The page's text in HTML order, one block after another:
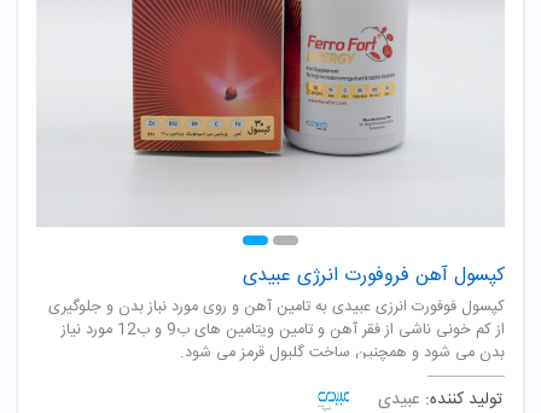
کپسول آهن فروفورت انرژی عبیدی
کپسول فوفورت انرزی عبیدی به تامین آهن و روی مورد نباز بدن و جلوگیری
از کم خونی ناشی از فقر آهن و تامین ویتامین های ب9 و ب12 مورد نیاز
بدن می شود و همچنین ساخت گلبول قرمز می شود.
تولید کننده: عبیدی